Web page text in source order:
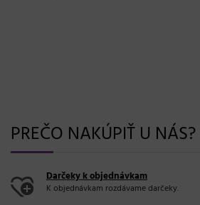
PREČO NAKÚPIŤ U NÁS?
Darčeky k objednávkam
K objednávkam rozdávame darčeky.